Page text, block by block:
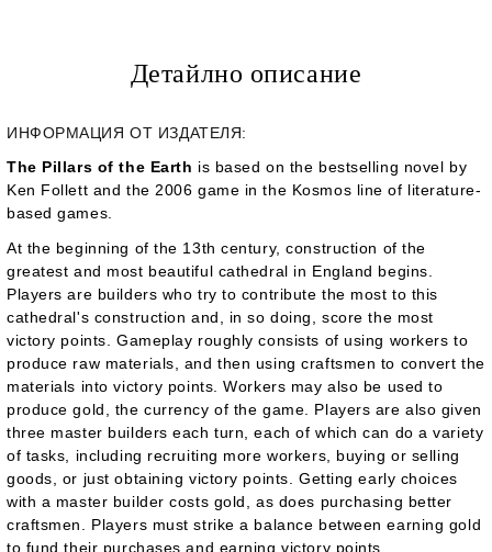
Детайлно описание
ИНФОРМАЦИЯ ОТ ИЗДАТЕЛЯ:
The Pillars of the Earth is based on the bestselling novel by
Ken Follett and the 2006 game in the Kosmos line of literature-
based games.
At the beginning of the 13th century, construction of the
greatest and most beautiful cathedral in England begins.
Players are builders who try to contribute the most to this
cathedral's construction and, in so doing, score the most
victory points. Gameplay roughly consists of using workers to
produce raw materials, and then using craftsmen to convert the
materials into victory points. Workers may also be used to
produce gold, the currency of the game. Players are also given
three master builders each turn, each of which can do a variety
of tasks, including recruiting more workers, buying or selling
goods, or just obtaining victory points. Getting early choices
with a master builder costs gold, as does purchasing better
craftsmen. Players must strike a balance between earning gold
to fund their purchases and earning victory points.